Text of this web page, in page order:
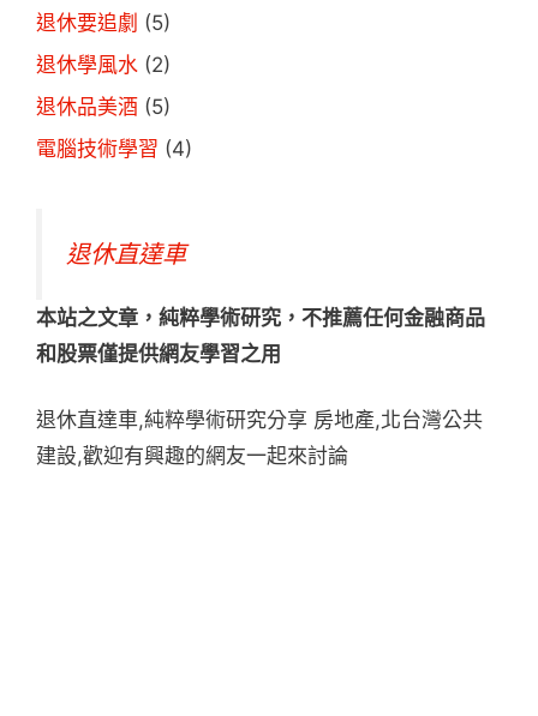
退休要追劇 (5)
退休學風水 (2)
退休品美酒 (5)
電腦技術學習 (4)
退休直達車
本站之文章，純粹學術研究，不推薦任何金融商品
和股票僅提供網友學習之用
退休直達車,純粹學術研究分享 房地產,北台灣公共
建設,歡迎有興趣的網友一起來討論